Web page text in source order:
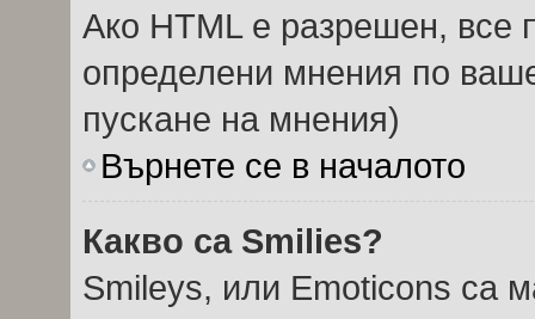
Ако HTML е разрешен, все
определени мнения по
пускане на мнения)
Върнете се в началото
Какво са Smilies?
Smileys, или Emoticons са